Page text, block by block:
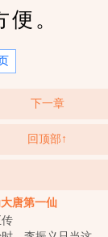
。
下一章
回顶部↑
唐第一仙